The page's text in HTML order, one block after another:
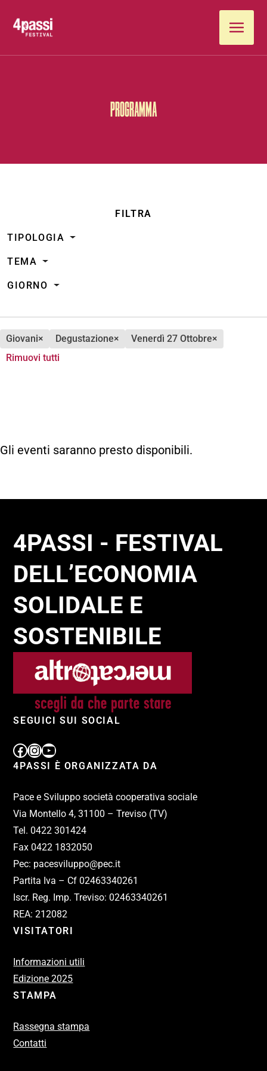
PROGRAMMA
FILTRA
TIPOLOGIA
TEMA
GIORNO
giovani× degustazione× venerdì 27 Ottobre×
Rimuovi tutti
Gli eventi saranno presto disponibili.
4PASSI - FESTIVAL
DELL’ECONOMIA
SOLIDALE E
SOSTENIBILE
SEGUICI SUI SOCIAL
4PASSI È ORGANIZZATA DA
Pace e Sviluppo società cooperativa sociale
Via Montello 4, 31100 – Treviso (TV)
Tel. 0422 301424
Fax 0422 1832050
Pec: pacesviluppo@pec.it
Partita Iva – Cf 02463340261
Iscr. Reg. Imp. Treviso: 02463340261
REA: 212082
VISITATORI
Informazioni utili
Edizione 2025
STAMPA
Rassegna stampa
Contatti